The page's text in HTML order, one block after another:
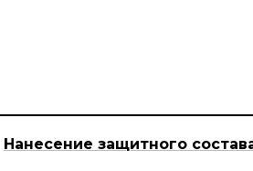
Нанесение защитного